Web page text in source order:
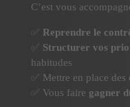
C’est vous
Reprendre le
Structurer vos
habitudes
✅ Mettre en place des
✅ Vous faire gagner